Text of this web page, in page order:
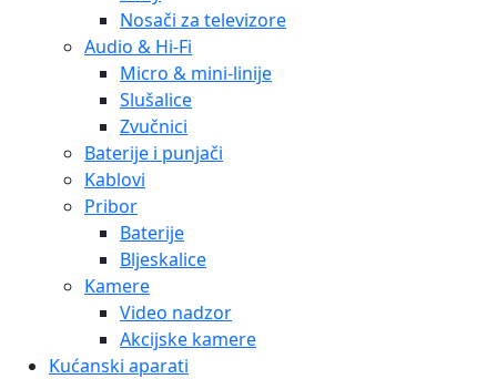
Nosači za televizore
Audio & Hi-Fi
Micro & mini-linije
Slušalice
Zvučnici
Baterije i punjači
Kablovi
Pribor
Baterije
Bljeskalice
Kamere
Video nadzor
Akcijske kamere
Kućanski aparati